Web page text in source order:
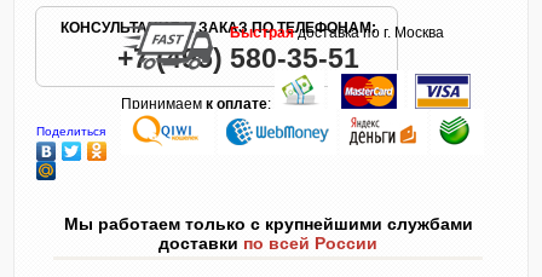
КОНСУЛЬТАЦИЯ И ЗАКАЗ ПО ТЕЛЕФОНАМ:
+7 (495) 580-35-51
Поделиться
Быстраядоставка по г. Москва
Принимаемк оплате:
Мы работаем только с крупнейшими службами
доставки по всей России